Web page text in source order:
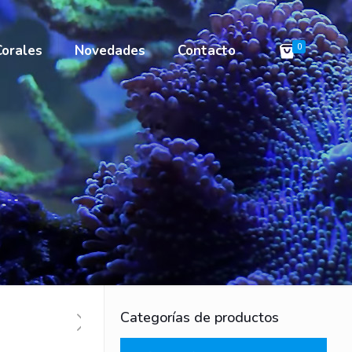
Novedades Contacto 0
Categorías de productos